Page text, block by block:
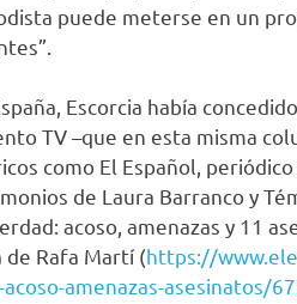
puede meterse en un
Escorcia había
TV –que en esta misma
como El Español,
de Laura Barranco y
acoso, amenazas y 11
de Rafa Martí (https://
amenazas-asesinatos/